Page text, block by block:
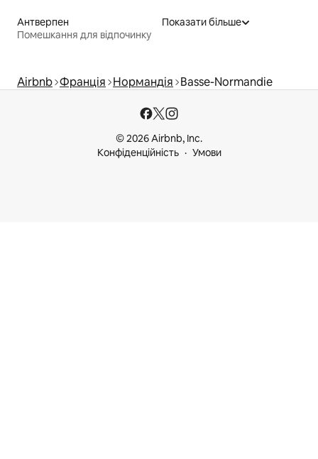
Антверпен
Помешкання для відпочинку
Показати більше
Airbnb Франція Нормандія Basse-Normandie
© 2026 Airbnb, Inc.
Конфіденційність
Умови